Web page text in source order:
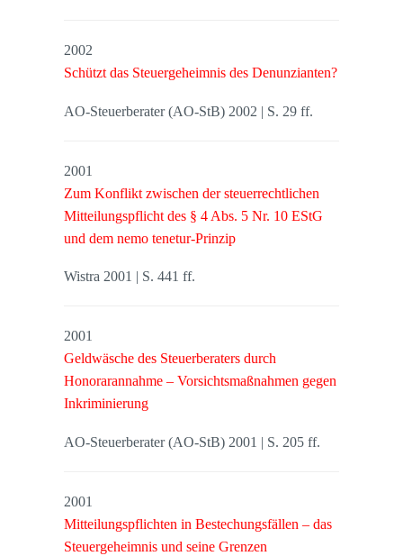
2002
Schützt das Steuergeheimnis des Denunzianten?
AO-Steuerberater (AO-StB) 2002 | S. 29 ff.
2001
Zum Konflikt zwischen der steuerrechtlichen
Mitteilungspflicht des § 4 Abs. 5 Nr. 10 EStG
und dem nemo tenetur-Prinzip
Wistra 2001 | S. 441 ff.
2001
Geldwäsche des Steuerberaters durch
Honorarannahme – Vorsichtsmaßnahmen gegen
Inkriminierung
AO-Steuerberater (AO-StB) 2001 | S. 205 ff.
2001
Mitteilungspflichten in Bestechungsfällen – das
Steuergeheimnis und seine Grenzen